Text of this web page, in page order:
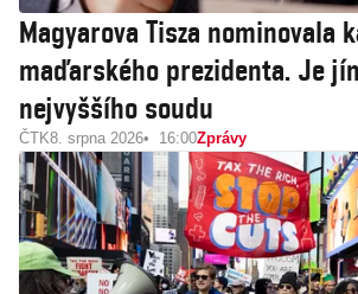
Magyarova Tisza nominovala
maďarského prezidenta. Je
nejvyššího soudu
ČTK8. srpna 2026 16:00Zprávy